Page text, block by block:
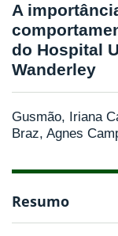
A
do Hospital
Wanderley
Gusmão, Iriana
Braz, Agnes
Resumo